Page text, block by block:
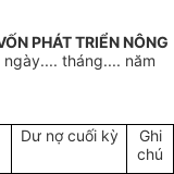
PHÁT TRIỂN NÔNG
ngày.... tháng.... năm
Dư nợ cuối kỳ
Ghi
chú